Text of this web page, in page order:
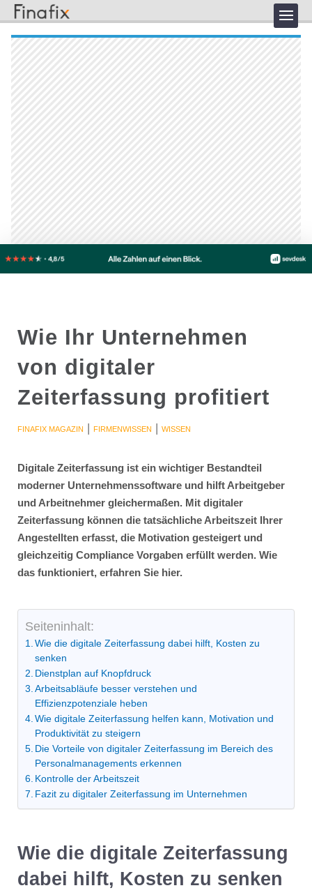
Wie Ihr Unternehmen
von digitaler
Zeiterfassung profitiert
FINAFIX MAGAZIN | FIRMENWISSEN | WISSEN
Digitale Zeiterfassung ist ein wichtiger Bestandteil
moderner Unternehmenssoftware und hilft Arbeitgeber
und Arbeitnehmer gleichermaßen. Mit digitaler
Zeiterfassung können die tatsächliche Arbeitszeit Ihrer
Angestellten erfasst, die Motivation gesteigert und
gleichzeitig Compliance Vorgaben erfüllt werden. Wie
das funktioniert, erfahren Sie hier.
Seiteninhalt:
Wie die digitale Zeiterfassung dabei hilft, Kosten zu
senken
Dienstplan auf Knopfdruck
Arbeitsabläufe besser verstehen und
Effizienzpotenziale heben
Wie digitale Zeiterfassung helfen kann, Motivation und
Produktivität zu steigern
Die Vorteile von digitaler Zeiterfassung im Bereich des
Personalmanagements erkennen
Kontrolle der Arbeitszeit
Fazit zu digitaler Zeiterfassung im Unternehmen
Wie die digitale Zeiterfassung
dabei hilft, Kosten zu senken